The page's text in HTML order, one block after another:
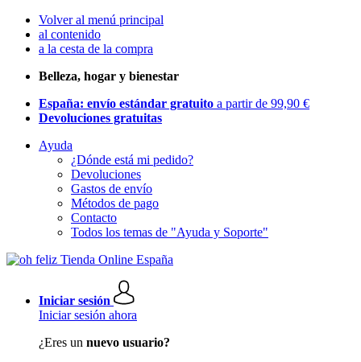
Volver al menú principal
al contenido
a la cesta de la compra
Belleza, hogar y bienestar
España: envío estándar gratuito a partir de 99,90 €
Devoluciones gratuitas
Ayuda
¿Dónde está mi pedido?
Devoluciones
Gastos de envío
Métodos de pago
Contacto
Todos los temas de "Ayuda y Soporte"
Iniciar sesión
Iniciar sesión ahora
¿Eres un nuevo usuario?